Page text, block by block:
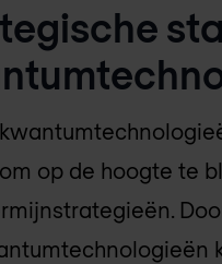
op de hoogte te